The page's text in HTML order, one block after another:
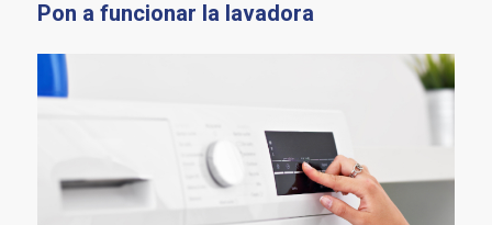
Pon a funcionar la lavadora